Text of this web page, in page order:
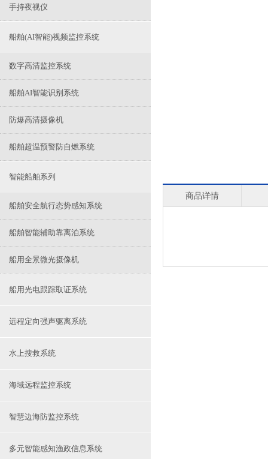
手持夜视仪
船舶(AI智能)视频监控系统
数字高清监控系统
船舶AI智能识别系统
防爆高清摄像机
船舶超温预警防自燃系统
智能船舶系列
船舶安全航行态势感知系统
船舶智能辅助靠离泊系统
船用全景微光摄像机
船用光电跟踪取证系统
远程定向强声驱离系统
水上搜救系统
海域远程监控系统
智慧边海防监控系统
多元智能感知渔政信息系统
商品详情